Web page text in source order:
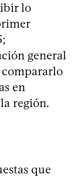
lo
general
compararlo
en
región.
que